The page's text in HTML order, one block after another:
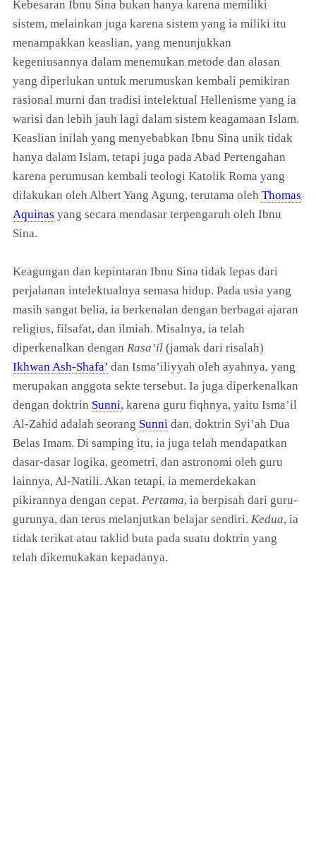
Kebesaran Ibnu Sina bukan hanya karena memiliki
sistem, melainkan juga karena sistem yang ia miliki itu
menampakkan keaslian, yang menunjukkan
kegeniusannya dalam menemukan metode dan alasan
yang diperlukan untuk merumuskan kembali pemikiran
rasional murni dan tradisi intelektual Hellenisme yang ia
warisi dan lebih jauh lagi dalam sistem keagamaan Islam.
Keaslian inilah yang menyebabkan Ibnu Sina unik tidak
hanya dalam Islam, tetapi juga pada Abad Pertengahan
karena perumusan kembali teologi Katolik Roma yang
dilakukan oleh Albert Yang Agung, terutama oleh Thomas
Aquinas yang secara mendasar terpengaruh oleh Ibnu
Sina.
Keagungan dan kepintaran Ibnu Sina tidak lepas dari
perjalanan intelektualnya semasa hidup. Pada usia yang
masih sangat belia, ia berkenalan dengan berbagai ajaran
religius, filsafat, dan ilmiah. Misalnya, ia telah
diperkenalkan dengan Rasa’il (jamak dari risalah)
Ikhwan Ash-Shafa’ dan Isma’iliyyah oleh ayahnya, yang
merupakan anggota sekte tersebut. Ia juga diperkenalkan
dengan doktrin Sunni, karena guru fiqhnya, yaitu Isma’il
Al-Zahid adalah seorang Sunni dan, doktrin Syi’ah Dua
Belas Imam. Di samping itu, ia juga telah mendapatkan
dasar-dasar logika, geometri, dan astronomi oleh guru
lainnya, Al-Natili. Akan tetapi, ia memerdekakan
pikirannya dengan cepat. Pertama, ia berpisah dari guru-
gurunya, dan terus melanjutkan belajar sendiri. Kedua, ia
tidak terikat atau taklid buta pada suatu doktrin yang
telah dikemukakan kepadanya.